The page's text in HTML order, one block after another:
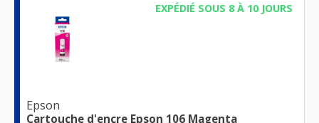
EXPÉDIÉ SOUS 8 À 10 JOURS
Epson
Cartouche d'encre Epson 106 Magenta